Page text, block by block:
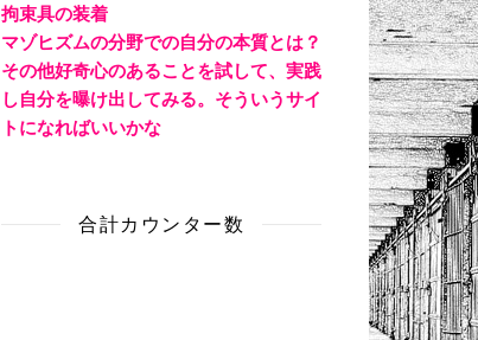
拘束具の装着
マゾヒズムの分野での自分の本質とは？
その他好奇心のあることを試して、実践
し自分を曝け出してみる。そういうサイ
トになればいいかな
合計カウンター数